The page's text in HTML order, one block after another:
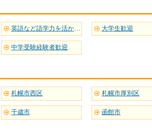
英語など語学力を活かせる 大学生歓迎
中学受験経験者歓迎
札幌市西区 札幌市厚別区
千歳市 函館市